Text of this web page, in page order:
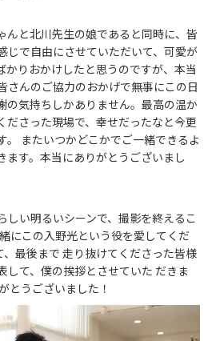
んと北川先生の娘であると同時に、皆
じで自由にさせていただいて、可愛が
かりおかけしたと思うのですが、本当
さんのご協力のおかげで無事にこの日
の気持ちしかありません。最高の温か
ださった現場で、幸せだったなと今更
。 またいつかどこかでご一緒できるよ
ます。本当にありがとうございまし
しい明るいシーンで、撮影を終えるこ
にこの入野光という役を愛してくだ
、最後まで 走り抜けてくださった皆様
して、僕の挨拶とさせていた だきま
とうございました！